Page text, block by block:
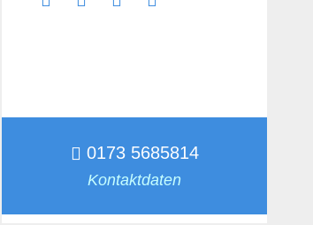
0173 5685814
Kontaktdaten